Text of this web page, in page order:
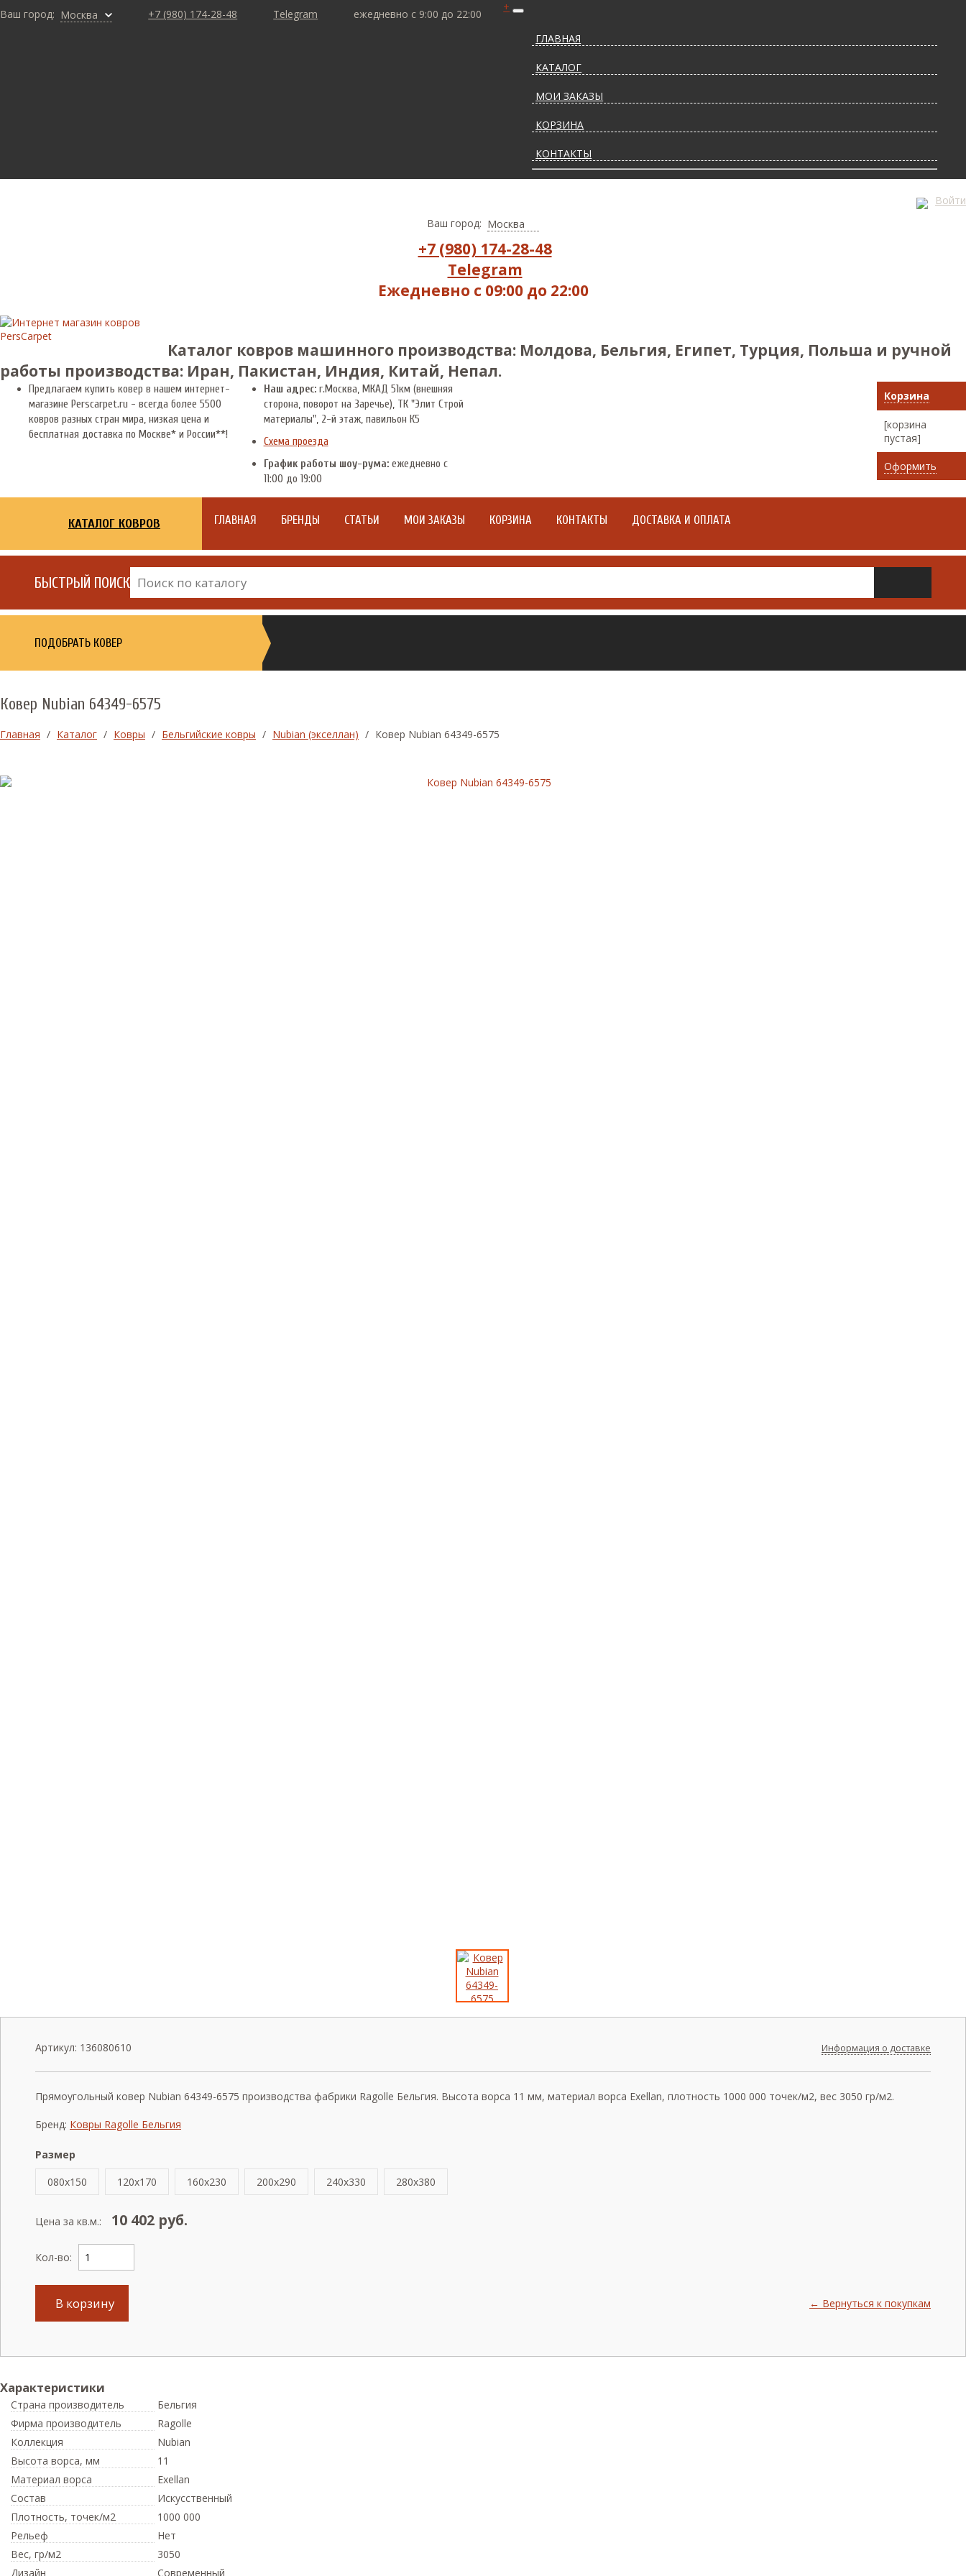
Ваш город: Москва +7 (980) 174-28-48 Telegram ежедневно с 9:00 до 22:00
+
ГЛАВНАЯ
КАТАЛОГ
МОИ ЗАКАЗЫ
КОРЗИНА
КОНТАКТЫ
Войти
Ваш город: Москва
+7 (980) 174-28-48
Telegram
Ежедневно с 09:00 до 22:00
Каталог ковров машинного производства: Молдова, Бельгия, Египет, Турция, Польша и ручной
работы производства: Иран, Пакистан, Индия, Китай, Непал.
Предлагаем купить ковер в нашем интернет-
магазине Perscarpet.ru - всегда более 5500
ковров разных стран мира, низкая цена и
бесплатная доставка по Москве* и России**!
Наш адрес:г.Москва, МКАД 51км (внешняя
сторона, поворот на Заречье), ТК "Элит Строй
материалы", 2-й этаж, павильон К5
Схема проезда
График работы шоу-рума:ежедневно с
11:00 до 19:00
Корзина
[корзина
пустая]
Оформить
КАТАЛОГ КОВРОВ ГЛАВНАЯ БРЕНДЫ СТАТЬИ МОИ ЗАКАЗЫ КОРЗИНА КОНТАКТЫ ДОСТАВКА И ОПЛАТА
БЫСТРЫЙ ПОИСК
ПОДОБРАТЬ КОВЕР
Ковер Nubian 64349-6575
Главная / Каталог / Ковры / Бельгийские ковры / Nubian (экселлан) / Ковер Nubian 64349-6575
Артикул: 136080610 Информация о доставке
Прямоугольный ковер Nubian 64349-6575 производства фабрики Ragolle Бельгия. Высота ворса 11 мм, материал ворса Exellan, плотность 1000 000 точек/м2, вес 3050 гр/м2.
Бренд: Ковры Ragolle Бельгия
Размер
080x150
120x170 160x230 200x290 240x330 280x380
Цена за кв.м.: 10 402 руб.
Кол-во:
В корзину ← Вернуться к покупкам
Характеристики
Страна производитель
Бельгия
Фирма производитель
Ragolle
Коллекция
Nubian
Высота ворса, мм
11
Материал ворса
Exellan
Состав
Искусственный
Плотность, точек/м2
1000 000
Рельеф
Нет
Вес, гр/м2
3050
Дизайн
Современный